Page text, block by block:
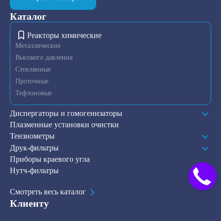
Каталог
Реакторы химические
Металлические
Высокого давления
Стеклянные
Проточные
Тефлоновые
Диспергаторы и гомогенизаторы
Плазменные установки очистки
Тензиометры
Друк-фильтры
Приборы краевого угла
Нутч-фильтры
Смотреть весь каталог
Клиенту